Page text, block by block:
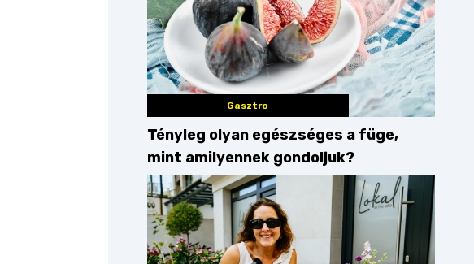
Gasztro
Tényleg olyan egészséges a füge,
mint amilyennek gondoljuk?